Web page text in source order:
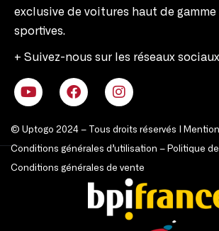
exclusive de voitures haut de gamme
sportives.
+ Suivez-nous sur les réseaux sociaux
© Uptogo 2024 – Tous droits réservés |
Conditions générales d’utilisation – Politique
Conditions générales de vente